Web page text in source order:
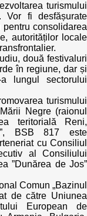
turismului
Vor fi desfășurate
consolidarea
autorităților locale
două festivaluri
în regiune, dar și
lungul sectorului
turismului
Negre (raionul
teritorială Reni,
BSB 817 este
cu Consiliul
al Consiliului
”Dunărea de Jos”
Comun „Bazinul
de către Uniunea
European de